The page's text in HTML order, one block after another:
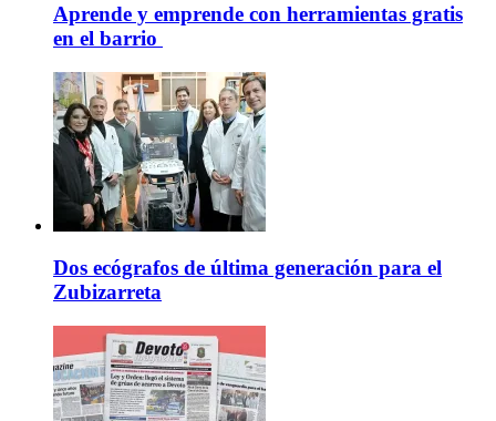
Aprende y emprende con herramientas gratis
en el barrio
Dos ecógrafos de última generación para el
Zubizarreta